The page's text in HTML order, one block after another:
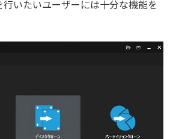
いたいユーザーには十分な機能を